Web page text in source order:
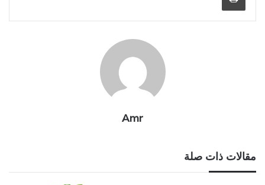
Amr
مقالات ذات صلة